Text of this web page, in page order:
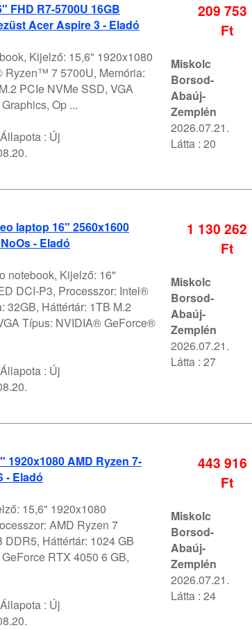
FHD R7-5700U 16GB
Acer Aspire 3 - Eladó
Kijelző: 15,6" 1920x1080
Ryzen™ 7 5700U, Memória:
PCIe NVMe SSD, VGA
Op ...
Állapota : Új
209 753
Ft
Miskolc
Borsod-
Abaúj-
Zemplén
2026.07.21.
Látta : 20
laptop 16" 2560x1600
- Eladó
notebook, Kijelző: 16"
DCI-P3, Processzor: Intel®
Háttértár: 1TB M.2
Típus: NVIDIA® GeForce®
Állapota : Új
1 130 262
Ft
Miskolc
Borsod-
Abaúj-
Zemplén
2026.07.21.
Látta : 27
1920x1080 AMD Ryzen 7-
- Eladó
15,6" 1920x1080
AMD Ryzen 7
Háttértár: 1024 GB
RTX 4050 6 GB,
Állapota : Új
443 916
Ft
Miskolc
Borsod-
Abaúj-
Zemplén
2026.07.21.
Látta : 24